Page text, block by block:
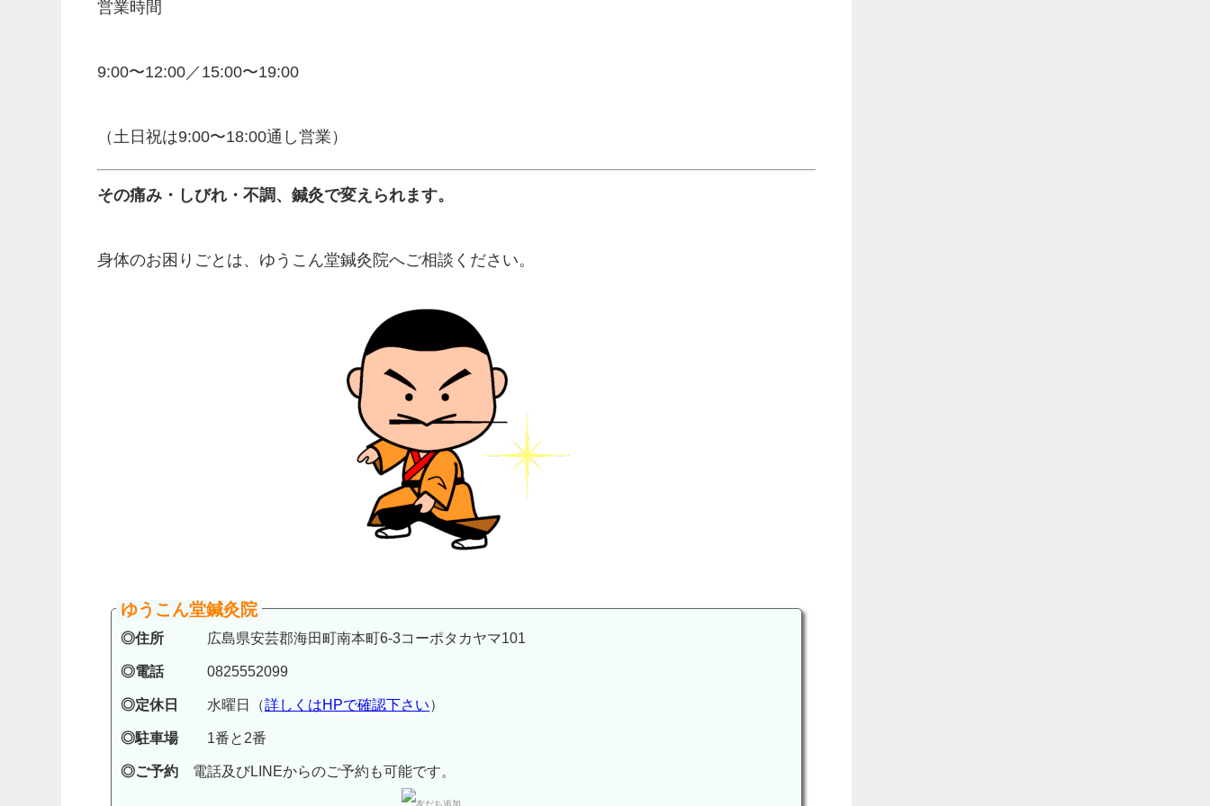
営業時間
9:00〜12:00／15:00〜19:00
（土日祝は9:00〜18:00通し営業）
その痛み・しびれ・不調、鍼灸で変えられます。
身体のお困りごとは、ゆうこん堂鍼灸院へご相談ください。
ゆうこん堂鍼灸院
◎住所 広島県安芸郡海田町南本町6-3コーポタカヤマ101
◎電話0825552099
◎定休日 水曜日（詳しくはHPで確認下さい）
◎駐車場1番と2番
◎ご予約 電話及びLINEからのご予約も可能です。